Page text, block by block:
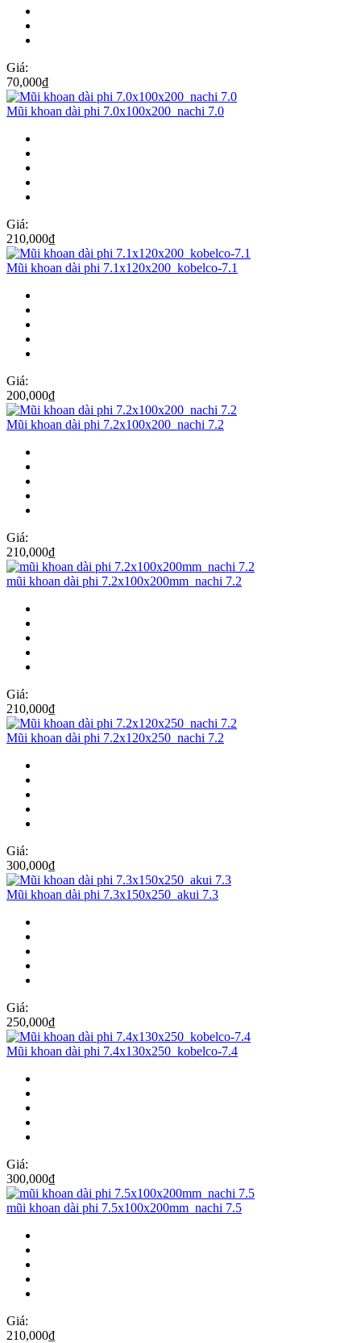
Giá:
70,000₫
Mũi khoan dài phi 7.0x100x200_nachi 7.0
Giá:
210,000₫
Mũi khoan dài phi 7.1x120x200_kobelco-7.1
Giá:
200,000₫
Mũi khoan dài phi 7.2x100x200_nachi 7.2
Giá:
210,000₫
mũi khoan dài phi 7.2x100x200mm_nachi 7.2
Giá:
210,000₫
Mũi khoan dài phi 7.2x120x250_nachi 7.2
Giá:
300,000₫
Mũi khoan dài phi 7.3x150x250_akui 7.3
Giá:
250,000₫
Mũi khoan dài phi 7.4x130x250_kobelco-7.4
Giá:
300,000₫
mũi khoan dài phi 7.5x100x200mm_nachi 7.5
Giá:
210,000₫